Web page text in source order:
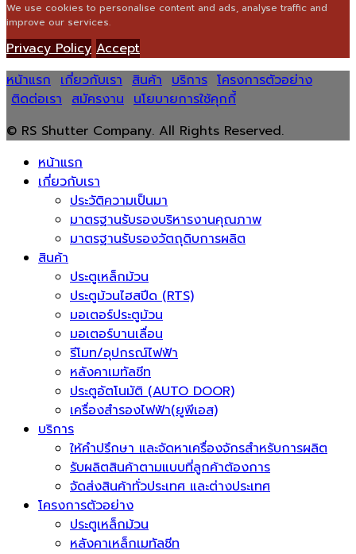
We use cookies to personalise content and ads, analyse traffic and
improve our services.
Privacy Policy Accept
หน้าแรก เกี่ยวกับเรา สินค้า บริการ โครงการตัวอย่าง
ติดต่อเรา สมัครงาน นโยบายการใช้คุกกี้
© RS Shutter Company. All Rights Reserved.
หน้าแรก
เกี่ยวกับเรา
ประวัติความเป็นมา
มาตรฐานรับรองบริหารงานคุณภาพ
มาตรฐานรับรองวัตถุดิบการผลิต
สินค้า
ประตูเหล็กม้วน
ประตูม้วนไฮสปีด (RTS)
มอเตอร์ประตูม้วน
มอเตอร์บานเลื่อน
รีโมท/อุปกรณ์ไฟฟ้า
หลังคาเมทัลชีท
ประตูอัตโนมัติ (AUTO DOOR)
เครื่องสำรองไฟฟ้า(ยูพีเอส)
บริการ
ให้คำปรึกษา และจัดหาเครื่องจักรสำหรับการผลิต
รับผลิตสินค้าตามแบบที่ลูกค้าต้องการ
จัดส่งสินค้าทั่วประเทศ และต่างประเทศ
โครงการตัวอย่าง
ประตูเหล็กม้วน
หลังคาเหล็กเมทัลชีท